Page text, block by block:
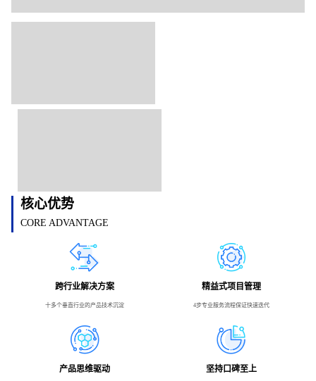
核心优势
CORE ADVANTAGE
跨行业解决方案
十多个垂直行业的产品技术沉淀
精益式项目管理
4步专业服务流程保证快速迭代
产品思维驱动 坚持口碑至上